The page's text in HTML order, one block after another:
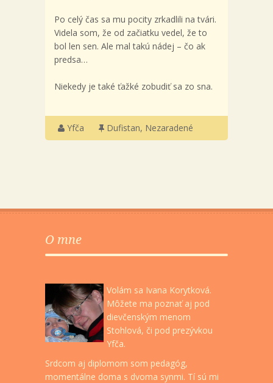
Po celý čas sa mu pocity zrkadlili na tvári.
Videla som, že od začiatku vedel, že to
bol len sen. Ale mal takú nádej – čo ak
predsa…
Niekedy je také ťažké zobudiť sa zo sna.
Yfča Dufistan, Nezaradené
O mne
Volám sa Ivana Korytková.
Môžete ma poznať aj pod
dievčenským menom
Stohlová, či pod prezývkou
Yfča.
Srdcom aj diplomom som pedagóg,
momentálne doma s dvoma synmi. Tí sú mi